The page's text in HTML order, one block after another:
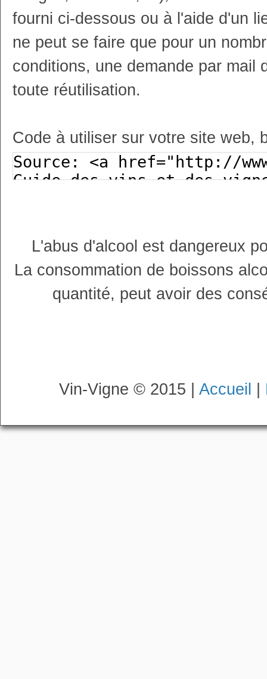
fourni ci-dessous ou à l'aide d'un
ne peut se faire que pour un
conditions, une demande par mail
toute réutilisation.
Code à utiliser sur votre site web,
L'abus d'alcool est dangereux
La consommation de boissons
quantité, peut avoir des
Vin-Vigne © 2015 | Accueil